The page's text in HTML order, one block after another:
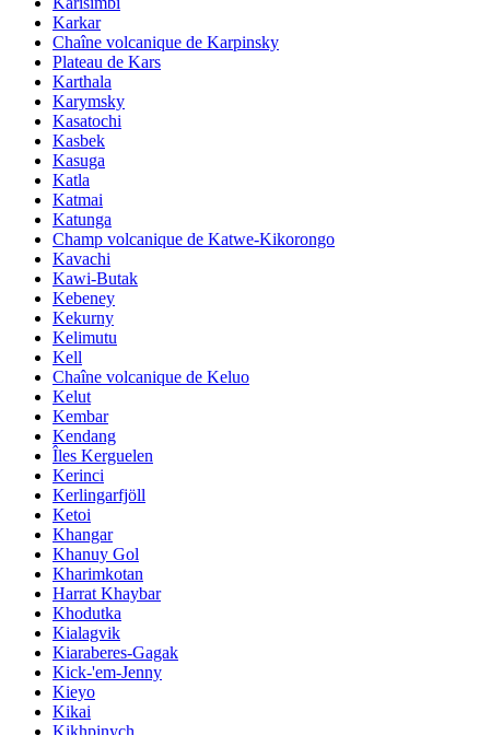
Karkar
Chaîne volcanique de Karpinsky
Plateau de Kars
Karthala
Karymsky
Kasatochi
Kasbek
Kasuga
Katla
Katmai
Katunga
Champ volcanique de Katwe-Kikorongo
Kavachi
Kawi-Butak
Kebeney
Kekurny
Kelimutu
Kell
Chaîne volcanique de Keluo
Kelut
Kembar
Kendang
Îles Kerguelen
Kerinci
Kerlingarfjöll
Ketoi
Khangar
Khanuy Gol
Kharimkotan
Harrat Khaybar
Khodutka
Kialagvik
Kiaraberes-Gagak
Kick-'em-Jenny
Kieyo
Kikai
Kikhpinych